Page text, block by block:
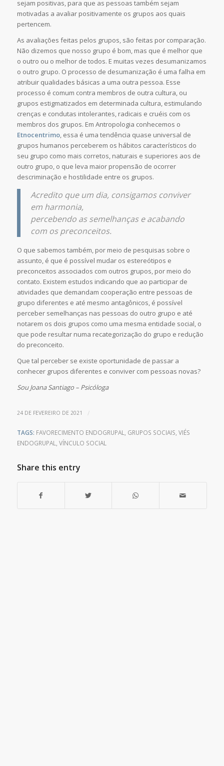
sejam positivas, para que as pessoas também sejam
motivadas a avaliar positivamente os grupos aos quais
pertencem.
As avaliações feitas pelos grupos, são feitas por comparação.
Não dizemos que nosso grupo é bom, mas que é melhor que
o outro ou o melhor de todos. E muitas vezes desumanizamos
o outro grupo. O processo de desumanização é uma falha em
atribuir qualidades básicas a uma outra pessoa. Esse
processo é comum contra membros de outra cultura, ou
grupos estigmatizados em determinada cultura, estimulando
crenças e condutas intolerantes, radicais e cruéis com os
membros dos grupos. Em Antropologia conhecemos o
Etnocentrimo, essa é uma tendência quase universal de
grupos humanos perceberem os hábitos característicos do
seu grupo como mais corretos, naturais e superiores aos de
outro grupo, o que leva maior propensão de ocorrer
descriminação e hostilidade entre os grupos.
Acredito que um dia, consigamos conviver
em harmonia,
percebendo as semelhanças e acabando
com os preconceitos.
O que sabemos também, por meio de pesquisas sobre o
assunto, é que é possível mudar os estereótipos e
preconceitos associados com outros grupos, por meio do
contato. Existem estudos indicando que ao participar de
atividades que demandam cooperação entre pessoas de
grupo diferentes e até mesmo antagônicos, é possível
perceber semelhanças nas pessoas do outro grupo e até
notarem os dois grupos como uma mesma entidade social, o
que pode resultar numa recategorização do grupo e redução
do preconceito.
Que tal perceber se existe oportunidade de passar a
conhecer grupos diferentes e conviver com pessoas novas?
Sou Joana Santiago – Psicóloga
24 DE FEVEREIRO DE 2021 /
TAGS: FAVORECIMENTO ENDOGRUPAL GRUPOS SOCIAIS VIÉS
ENDOGRUPAL
VÍNCULO SOCIAL
Share this entry